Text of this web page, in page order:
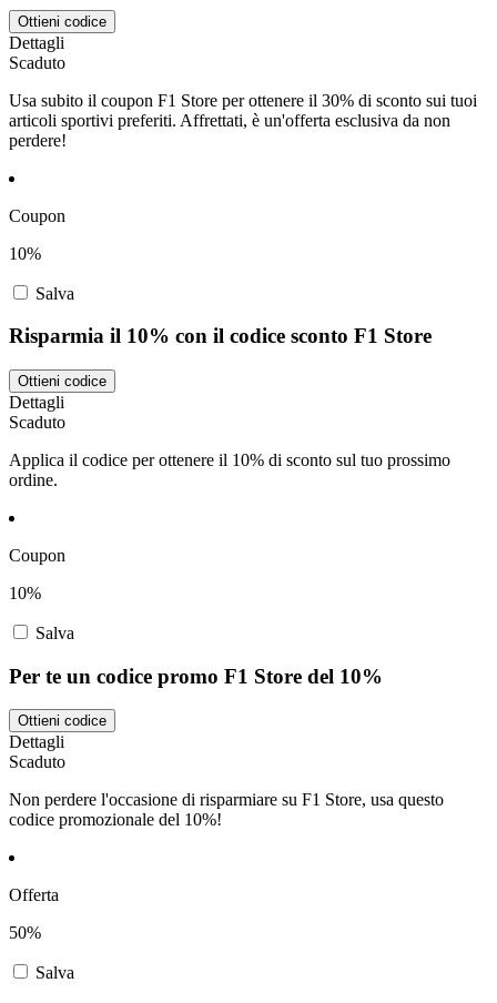
Ottieni codice
Dettagli
Scaduto
Usa subito il coupon F1 Store per ottenere il 30% di sconto sui tuoi
articoli sportivi preferiti. Affrettati, è un'offerta esclusiva da non
perdere!
Coupon
10%
Salva
Risparmia il 10% con il codice sconto F1 Store
Ottieni codice
Dettagli
Scaduto
Applica il codice per ottenere il 10% di sconto sul tuo prossimo
ordine.
Coupon
10%
Salva
Per te un codice promo F1 Store del 10%
Ottieni codice
Dettagli
Scaduto
Non perdere l'occasione di risparmiare su F1 Store, usa questo
codice promozionale del 10%!
Offerta
50%
Salva